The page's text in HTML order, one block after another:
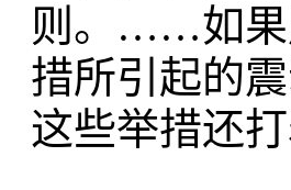
则。……如果
措所引起的
这些举措还